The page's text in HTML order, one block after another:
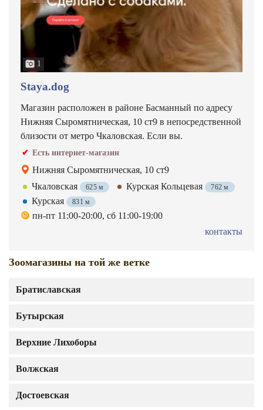
1
Staya.dog
Магазин расположен в районе Басманный по адресу
Нижняя Сыромятническая, 10 ст9 в непосредственной
близости от метро Чкаловская. Если вы.
Есть интернет-магазин
Нижняя Сыромятническая, 10 ст9
Чкаловская
625 м Курская Кольцевая 762 м
Курская 831 м
пн-пт 11:00-20:00, сб 11:00-19:00
контакты
Зоомагазины на той же ветке
Братиславская
Бутырская
Верхние Лихоборы
Волжская
Достоевская